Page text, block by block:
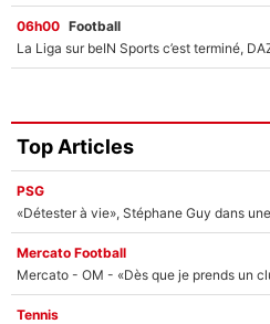
06h00 Football
Top Articles
PSG
«Détester à vie», Stéphane Guy dans
Mercato Football
Tennis